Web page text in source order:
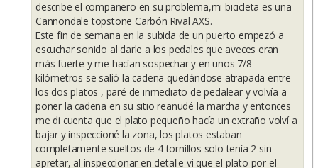
describe el compañero en su problema,mi bicicleta es una
Cannondale topstone Carbón Rival AXS.
Este fin de semana en la subida de un puerto empezó a
escuchar sonido al darle a los pedales que aveces eran
más fuerte y me hacían sospechar y en unos 7/8
kilómetros se salió la cadena quedándose atrapada entre
los dos platos , paré de inmediato de pedalear y volvía a
poner la cadena en su sitio reanudé la marcha y entonces
me di cuenta que el plato pequeño hacía un extraño volví a
bajar y inspeccioné la zona, los platos estaban
completamente sueltos de 4 tornillos solo tenía 2 sin
apretar, al inspeccionar en detalle vi que el plato por el